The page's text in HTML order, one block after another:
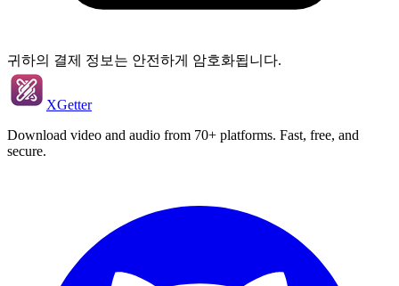
귀하의 결제 정보는 안전하게 암호화됩니다.
XGetter
Download video and audio from 70+ platforms. Fast, free, and
secure.